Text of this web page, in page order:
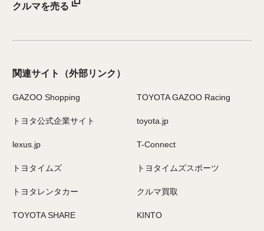
クルマを売る
関連サイト （外部リンク）
GAZOO Shopping TOYOTA GAZOO Racing
トヨタ公式企業サイト toyota.jp
lexus.jp T-Connect
トヨタイムズ トヨタイムズスポーツ
トヨタレンタカー クルマ買取
TOYOTA SHARE KINTO